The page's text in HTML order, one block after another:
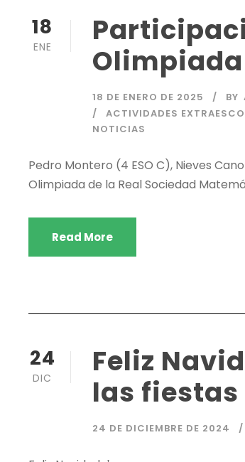
18
ENE
18 DE ENERO DE 2025 BY
ACTIVIDADES
NOTICIAS
Pedro Montero (4 ESO C), Nieves
Olimpiada de la Real Sociedad
Read More
24
DIC
Feliz
las fiestas
24 DE DICIEMBRE DE 2024